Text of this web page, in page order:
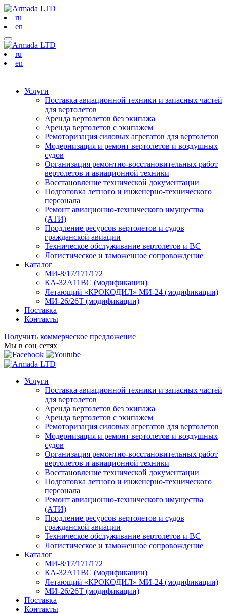
ru
en
ru
en
Услуги
Поставка авиационной техники и запасных частей
для вертолетов
Аренда вертолетов без экипажа
Аренда вертолетов с экипажем
Ремоторизация силовых агрегатов для вертолетов
Модернизация и ремонт вертолетов и воздушных
судов
Организация ремонтно-восстановительных работ
вертолетов и авиационной техники
Восстановление технической документации
Подготовка летного и инженерно-технического
персонала
Ремонт авиационно-технического имущества
(АТИ)
Продление ресурсов вертолетов и судов
гражданской авиации
Техническое обслуживание вертолетов и ВС
Логистическое и таможенное сопровождение
Каталог
МИ-8/17/171/172
КА-32А11ВС (модификации)
Летающий «КРОКОДИЛ» МИ-24 (модификации)
МИ-26/26Т (модификации)
Поставка
Контакты
Получить коммерческое предложение
Мы в соц сетях
Услуги
Поставка авиационной техники и запасных частей
для вертолетов
Аренда вертолетов без экипажа
Аренда вертолетов с экипажем
Ремоторизация силовых агрегатов для вертолетов
Модернизация и ремонт вертолетов и воздушных
судов
Организация ремонтно-восстановительных работ
вертолетов и авиационной техники
Восстановление технической документации
Подготовка летного и инженерно-технического
персонала
Ремонт авиационно-технического имущества
(АТИ)
Продление ресурсов вертолетов и судов
гражданской авиации
Техническое обслуживание вертолетов и ВС
Логистическое и таможенное сопровождение
Каталог
МИ-8/17/171/172
КА-32А11ВС (модификации)
Летающий «КРОКОДИЛ» МИ-24 (модификации)
МИ-26/26Т (модификации)
Поставка
Контакты